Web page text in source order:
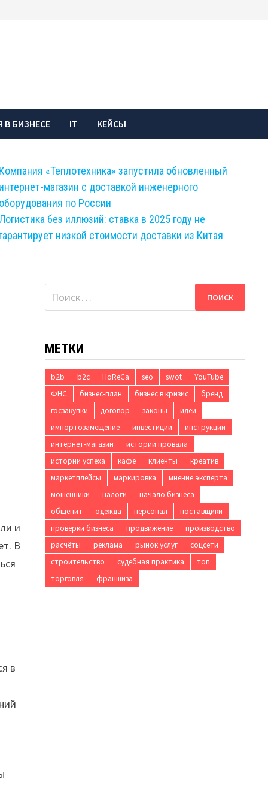
В БИЗНЕСЕ IT КЕЙСЫ
«Теплотехника» запустила обновленный
магазин с доставкой инженерного
по России
без иллюзий: ставка в 2025 году не
низкой стоимости доставки из Китая
и
В
в
Найти:
МЕТКИ
b2b b2c HoReCa seo swot
YouTube
ФНС
бизнес-план бизнес в кризис
бренд
госзакупки
договор законы
идеи
импортозамещение
инвестиции
инструкции
интернет-магазин
истории провала
истории успеха
кафе клиенты
креатив
маркетплейсы
маркировка
мнение эксперта
мошенники
налоги
начало бизнеса
общепит
одежда персонал
поставщики
проверки бизнеса
продвижение
производство
расчёты
реклама рынок услуг
соцсети
строительство
судебная практика
топ
торговля
франшиза